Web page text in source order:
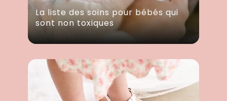
La liste des soins pour bébés qui
sont non toxiques